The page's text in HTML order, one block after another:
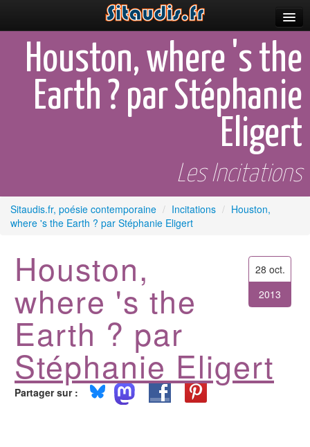
Parutions
Incitations
Poèmes et fictions
Prescriptions
Houston, where 's the
Earth ? par Stéphanie
Eligert
Les Incitations
Sitaudis.fr, poésie contemporaine / Incitations / Houston,
where 's the Earth ? par Stéphanie Eligert
28 oct.
2013
Houston,
where 's the
Earth ? par
Stéphanie Eligert
Partager sur :